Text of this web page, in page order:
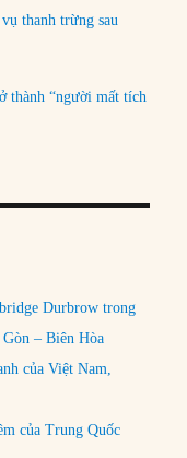
thanh trừng sau
thành “người mất tích
Durbrow trong
– Biên Hòa
của Việt Nam,
của Trung Quốc